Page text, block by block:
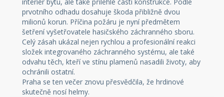
prvotního odhadu dosahuje škoda přibližně dvou
milionů korun. Příčina požáru je nyní předmětem
šetření vyšetřovatele hasičského záchranného sboru.
Celý zásah ukázal nejen rychlou a profesionální reakci
složek integrovaného záchranného systému, ale také
odvahu těch, kteří ve stínu plamenů nasadili životy, aby
ochránili ostatní.
Praha se ten večer znovu přesvědčila, že hrdinové
skutečně nosí helmy.